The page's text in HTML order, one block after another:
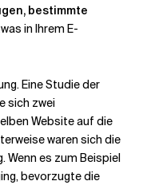
bestimmte
in Ihrem E-
Eine Studie der
sich zwei
Website auf die
waren sich die
Wenn es zum Beispiel
bevorzugte die